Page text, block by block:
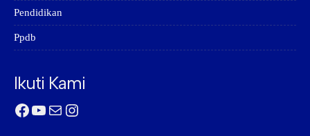
Pendidikan
Ppdb
Ikuti Kami
Facebook
YouTube
MailInstagram